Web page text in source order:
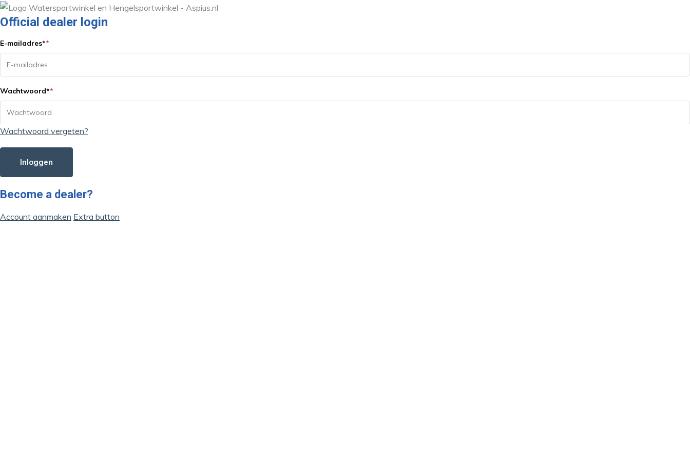
Official dealer login
E-mailadres**
Wachtwoord**
Wachtwoord vergeten?
Inloggen
Become a dealer?
Account aanmaken Extra button